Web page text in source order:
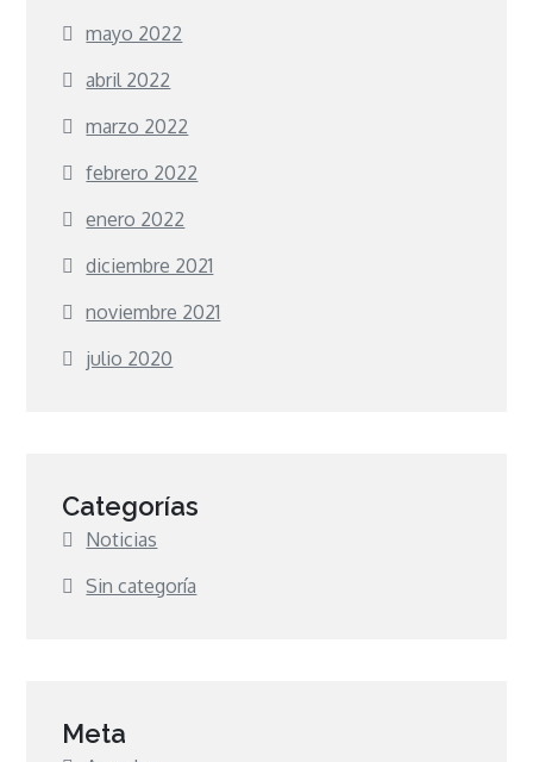
mayo 2022
abril 2022
marzo 2022
febrero 2022
enero 2022
diciembre 2021
noviembre 2021
julio 2020
Categorías
Noticias
Sin categoría
Meta